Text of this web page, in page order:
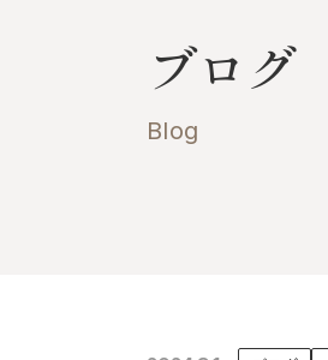
ブログ
Blog